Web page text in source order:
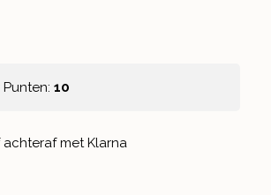
10
met Klarna